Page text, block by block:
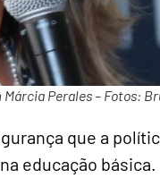
Perales – Fotos:
que a
educação